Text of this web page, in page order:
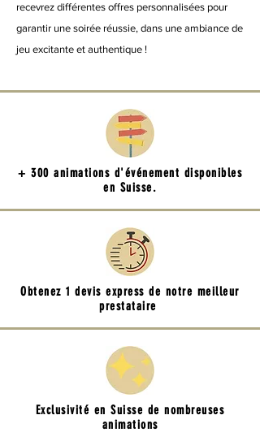
recevrez différentes offres personnalisées pour
garantir une soirée réussie, dans une ambiance de
jeu excitante et authentique !
+ 300 animations d'événement disponibles
en Suisse.
Obtenez 1 devis express de notre meilleur
prestataire
Exclusivité en Suisse de nombreuses
animations